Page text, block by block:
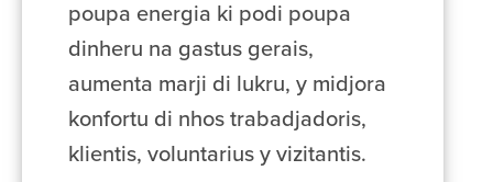
poupa energia ki podi poupa
dinheru na gastus gerais,
aumenta marji di lukru, y midjora
konfortu di nhos trabadjadoris,
klientis, voluntarius y vizitantis.